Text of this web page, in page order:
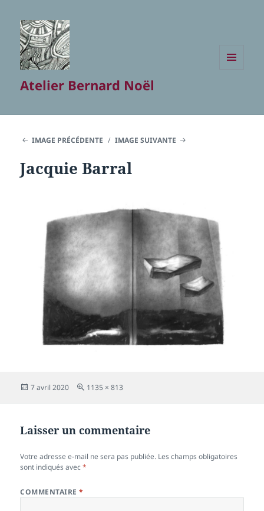
Atelier Bernard Noël
IMAGE PRÉCÉDENTE IMAGE SUIVANTE
Jacquie Barral
Publié
7 avril 2020
Taille
1135 × 813
Laisser un commentaire
Votre adresse e-mail ne sera pas publiée. Les champs obligatoires
sont indiqués avec*
COMMENTAIRE*